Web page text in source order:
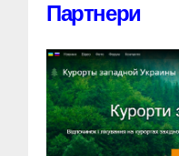
Партнери